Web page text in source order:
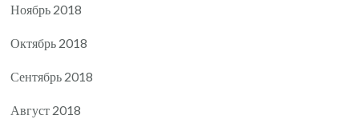
Ноябрь 2018
Октябрь 2018
Сентябрь 2018
Август 2018